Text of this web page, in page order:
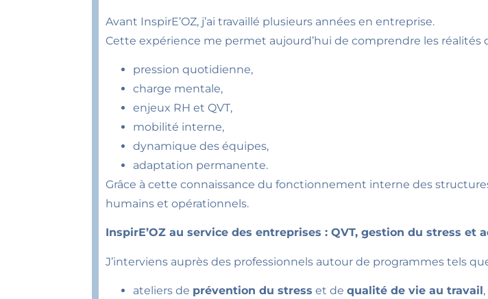
Avant InspirE’OZ, j’ai travaillé plusieurs années en entreprise.
Cette expérience me permet aujourd’hui de comprendre les réalités
pression quotidienne,
charge mentale,
enjeux RH et QVT,
mobilité interne,
dynamique des équipes,
adaptation permanente.
Grâce à cette connaissance du fonctionnement interne des
humains et opérationnels.
InspirE’OZ au service des entreprises : QVT, gestion du stress et
J’interviens auprès des professionnels autour de programmes tels
ateliers de prévention du stress et dequalité de vie au travail,